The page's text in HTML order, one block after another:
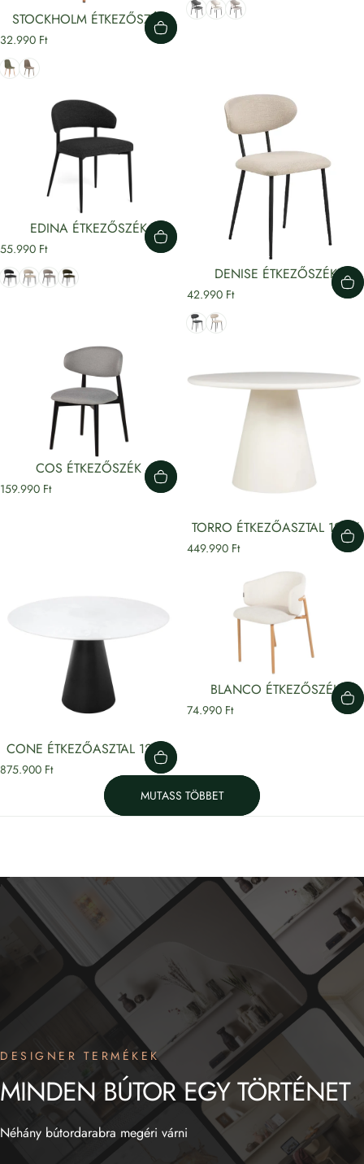
STOCKHOLM ÉTKEZŐSZÉK
32.990 Ft
Zöldvilágosbarna
Szürke
FehérHomok
EDINA ÉTKEZŐSZÉK
55.990 Ft
Szürke
BézsVilágosszürke
Sötétzöld DENISE ÉTKEZŐSZÉK
42.990 Ft
SzürkeBézs
COS ÉTKEZŐSZÉK
159.990 Ft
TORRO ÉTKEZŐASZTAL 120Ø
449.990 Ft
CONE ÉTKEZŐASZTAL 120Ø
875.900 Ft
BLANCO ÉTKEZŐSZÉK
74.990 Ft
MUTASS TÖBBET
DESIGNER TERMÉKEK
MINDEN BÚTOREGY TÖRTÉNET
Néhány bútordarabra megéri várni